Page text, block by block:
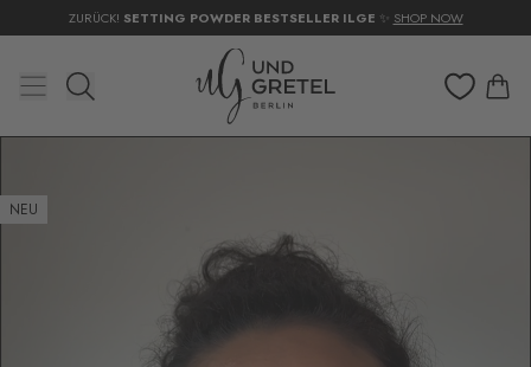
ZURÜCK! SETTING POWDER BESTSELLER ILGE ✨ SHOP NOW
NEU